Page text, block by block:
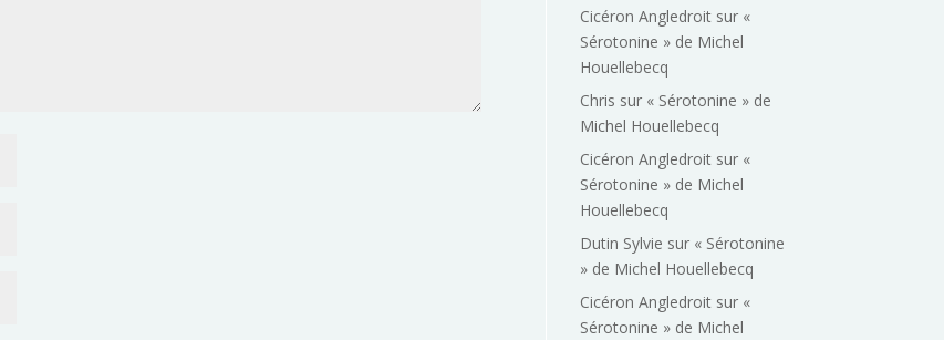
Cicéron Angledroit sur «
Sérotonine » de Michel
Houellebecq
Chris sur « Sérotonine » de
Michel Houellebecq
Cicéron Angledroit sur «
Sérotonine » de Michel
Houellebecq
Dutin Sylvie sur « Sérotonine
» de Michel Houellebecq
Cicéron Angledroit sur «
Sérotonine » de Michel